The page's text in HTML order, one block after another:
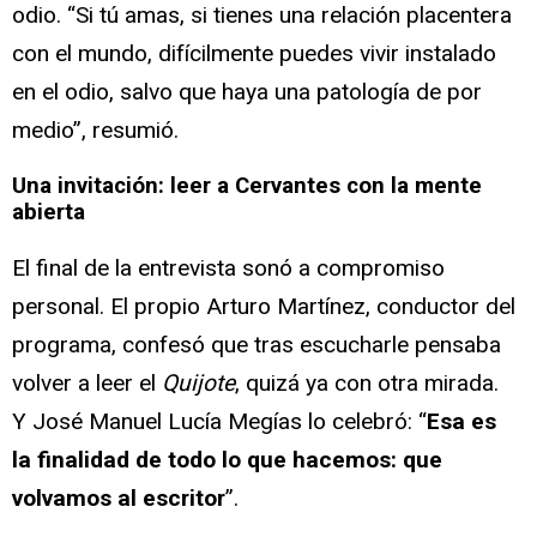
odio. “Si tú amas, si tienes una relación placentera
con el mundo, difícilmente puedes vivir instalado
en el odio, salvo que haya una patología de por
medio”, resumió.
Una invitación: leer a Cervantes con la mente
abierta
El final de la entrevista sonó a compromiso
personal. El propio Arturo Martínez, conductor del
programa, confesó que tras escucharle pensaba
volver a leer el Quijote, quizá ya con otra mirada.
Y José Manuel Lucía Megías lo celebró: “Esa es
la finalidad de todo lo que hacemos: que
volvamos al escritor”.